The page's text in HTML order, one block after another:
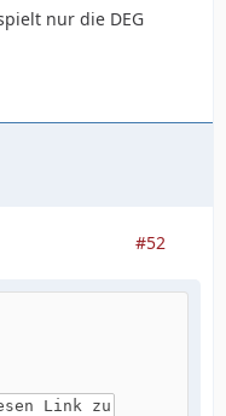
nur die DEG
#52
Link zu